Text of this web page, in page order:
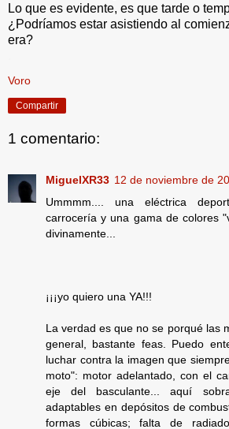
Lo que es evidente, es que tarde o
¿Podríamos estar asistiendo al
era?
Voro
Compartir
1 comentario:
MiguelXR33 12 de noviembre de
Ummmm.... una eléctrica
carrocería y una gama de colores
divinamente...
¡¡¡yo quiero una YA!!!
La verdad es que no se porqué las
general, bastante feas. Puedo
luchar contra la imagen que
moto": motor adelantado, con el
eje del basculante... aquí
adaptables en depósitos de
formas cúbicas; falta de